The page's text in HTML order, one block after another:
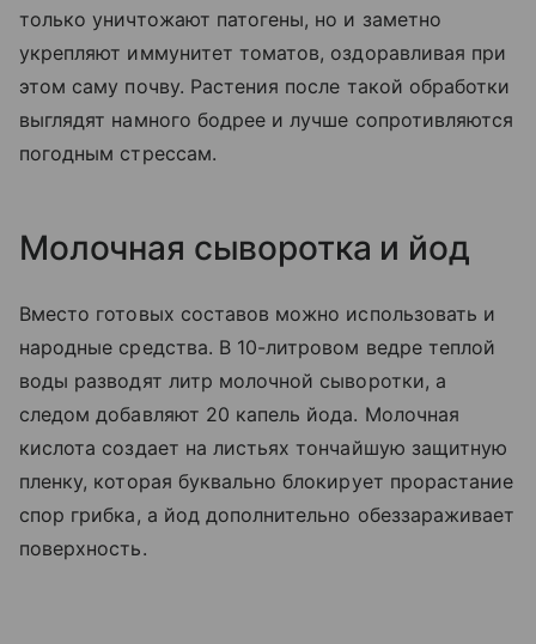
только уничтожают патогены, но и заметно
укрепляют иммунитет томатов, оздоравливая при
этом саму почву. Растения после такой обработки
выглядят намного бодрее и лучше сопротивляются
погодным стрессам.
Молочная сыворотка и йод
Вместо готовых составов можно использовать и
народные средства. В 10-литровом ведре теплой
воды разводят литр молочной сыворотки, а
следом добавляют 20 капель йода. Молочная
кислота создает на листьях тончайшую защитную
пленку, которая буквально блокирует прорастание
спор грибка, а йод дополнительно обеззараживает
поверхность.